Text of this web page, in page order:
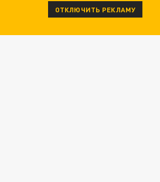
ОТКЛЮЧИТЬ РЕКЛАМУ